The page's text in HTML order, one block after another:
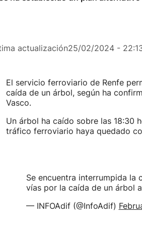
actualización25/02/2024 -
El servicio ferroviario de Renfe
caída de un árbol, según ha
Vasco.
Un árbol ha caído sobre las 18:30
tráfico ferroviario haya quedado
Se encuentra interrumpida la
vías por la caída de un árbol
— INFOAdif (@InfoAdif)